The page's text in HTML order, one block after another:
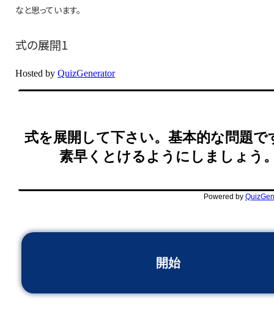
なと思っています。
式の展開1